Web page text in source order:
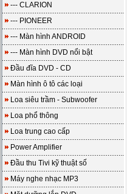
--- CLARION
--- PIONEER
--- Màn hình ANDROID
--- Màn hình DVD nổi bật
Đầu đĩa DVD - CD
Màn hình ô tô các loại
Loa siêu trầm - Subwoofer
Loa phổ thông
Loa trung cao cấp
Power Amplifier
Đầu thu Tivi kỹ thuật số
Máy nghe nhạc MP3